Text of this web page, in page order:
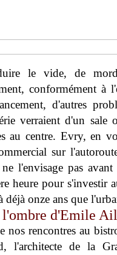
le vide, de
conformément à
d'autres
verraient d'un sale
au centre. Evry, en
sur
l'envisage pas
heure pour s'investir
déjà onze ans que
l'ombre d'Emile
nos rencontres au
l'architecte de la